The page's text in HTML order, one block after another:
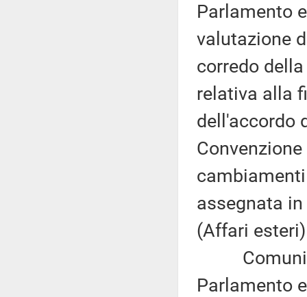
Parlamento
valutazione
corredo
relativa alla
dell'accordo
assegnata
(Affari
Parlamento